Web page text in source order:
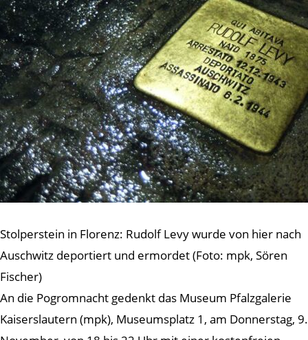
Stolperstein in Florenz: Rudolf Levy wurde von hier nach
Auschwitz deportiert und ermordet (Foto: mpk, Sören
Fischer)
An die Pogromnacht gedenkt das Museum Pfalzgalerie
Kaiserslautern (mpk), Museumsplatz 1, am Donnerstag, 9.